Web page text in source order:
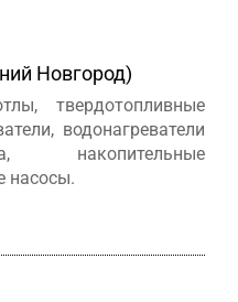
Новгород)
твердотопливные
водонагреватели
накопительные
насосы.